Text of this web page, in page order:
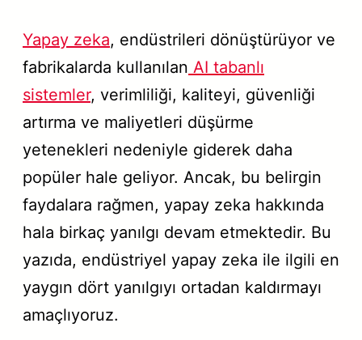
Yapay zeka, endüstrileri dönüştürüyor ve
fabrikalarda kullanılan AI tabanlı
sistemler, verimliliği, kaliteyi, güvenliği
artırma ve maliyetleri düşürme
yetenekleri nedeniyle giderek daha
popüler hale geliyor. Ancak, bu belirgin
faydalara rağmen, yapay zeka hakkında
hala birkaç yanılgı devam etmektedir. Bu
yazıda, endüstriyel yapay zeka ile ilgili en
yaygın dört yanılgıyı ortadan kaldırmayı
amaçlıyoruz.